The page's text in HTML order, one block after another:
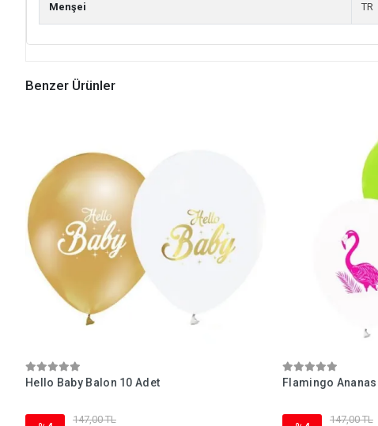
Menşei TR
Benzer Ürünler
Hello Baby Balon 10 Adet
147,00 TL
Flamingo
147,00 TL